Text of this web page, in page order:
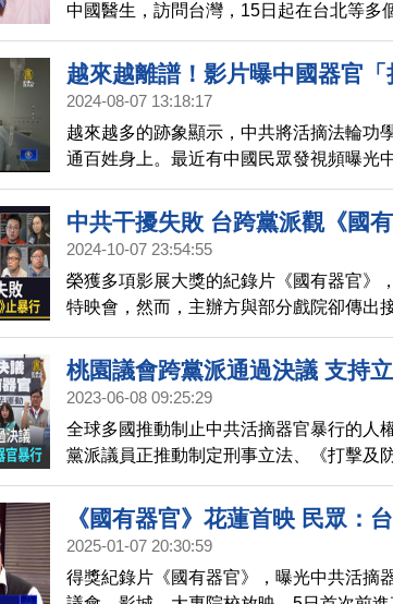
中國醫生，訪問台灣，15日起在台北等多
委員在觀影後表示，非常震撼，揭露了系
越來越離譜！影片曝中國器官「
2024-08-07 13:18:17
越來越多的跡象顯示，中共將活摘法輪功
通百姓身上。最近有中國民眾發視頻曝光
亂象，已經搞得人心惶惶。
中共干擾失敗 台跨黨派觀《國
2024-10-07 23:54:55
榮獲多項影展大獎的紀錄片《國有器官》
特映會，然而，主辦方與部分戲院卻傳出
信。對此，警方已經介入關切，確保觀眾
士也都出席了特映會，呼籲共同制止中共
桃園議會跨黨派通過決議 支持
2023-06-08 09:25:29
全球多國推動制止中共活摘器官暴行的人
黨派議員正推動制定刑事立法、《打擊及
際關注。台灣縣市議會跟進聲援，桃園市
決議，支持國會立法嚴懲活摘器官，響應
所推動的刑事立法運動。
《國有器官》花蓮首映 民眾：
2025-01-07 20:30:59
得獎紀錄片《國有器官》，曝光中共活摘